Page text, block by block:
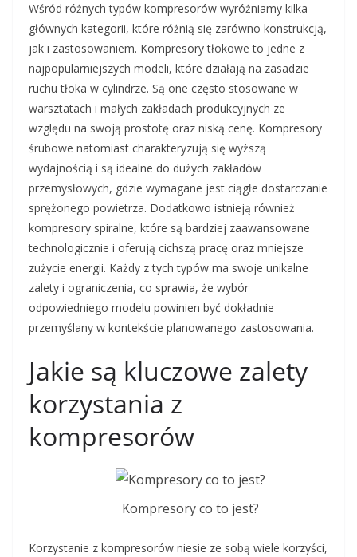
Wśród różnych typów kompresorów wyróżniamy kilka
głównych kategorii, które różnią się zarówno konstrukcją,
jak i zastosowaniem. Kompresory tłokowe to jedne z
najpopularniejszych modeli, które działają na zasadzie
ruchu tłoka w cylindrze. Są one często stosowane w
warsztatach i małych zakładach produkcyjnych ze
względu na swoją prostotę oraz niską cenę. Kompresory
śrubowe natomiast charakteryzują się wyższą
wydajnością i są idealne do dużych zakładów
przemysłowych, gdzie wymagane jest ciągłe dostarczanie
sprężonego powietrza. Dodatkowo istnieją również
kompresory spiralne, które są bardziej zaawansowane
technologicznie i oferują cichszą pracę oraz mniejsze
zużycie energii. Każdy z tych typów ma swoje unikalne
zalety i ograniczenia, co sprawia, że wybór
odpowiedniego modelu powinien być dokładnie
przemyślany w kontekście planowanego zastosowania.
Jakie są kluczowe zalety
korzystania z
kompresorów
Kompresory co to jest?
Korzystanie z kompresorów niesie ze sobą wiele korzyści,